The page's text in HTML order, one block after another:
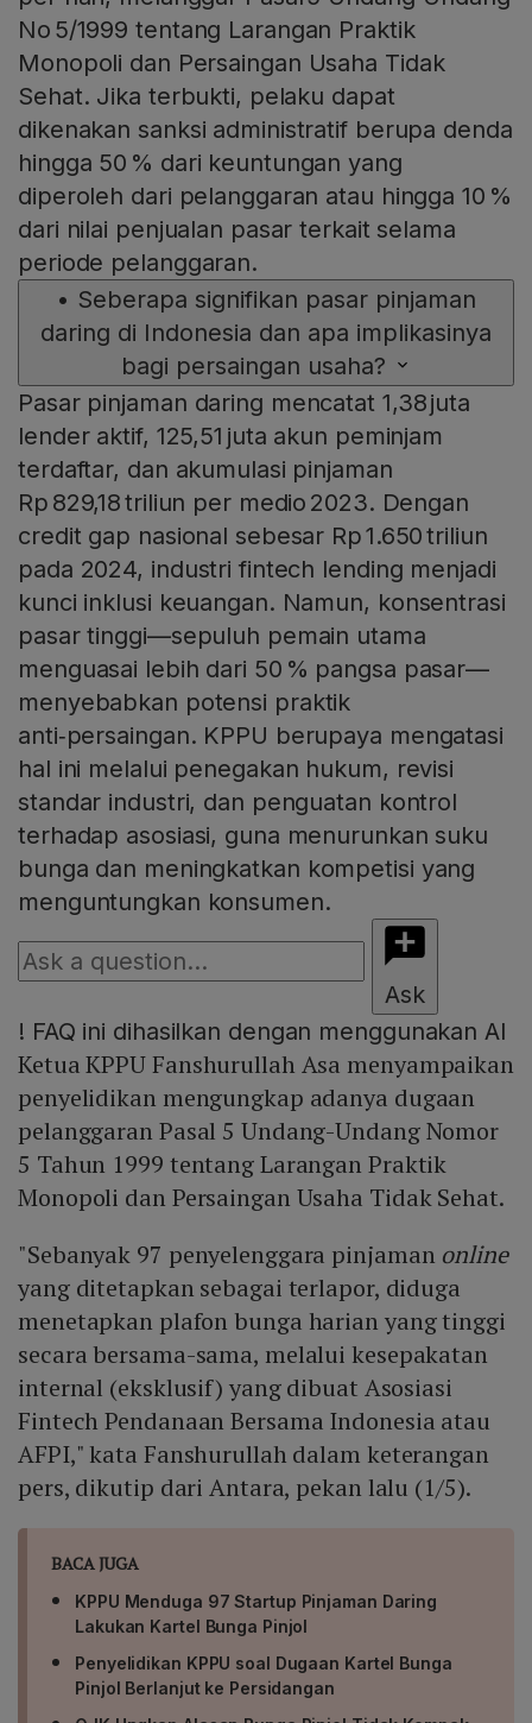
No 5/1999 tentang Larangan Praktik
Monopoli dan Persaingan Usaha Tidak
Sehat. Jika terbukti, pelaku dapat
dikenakan sanksi administratif berupa denda
hingga 50 % dari keuntungan yang
diperoleh dari pelanggaran atau hingga 10 %
dari nilai penjualan pasar terkait selama
periode pelanggaran.
• Seberapa signifikan pasar pinjaman
daring di Indonesia dan apa implikasinya
bagi persaingan usaha?
Pasar pinjaman daring mencatat 1,38 juta
lender aktif, 125,51 juta akun peminjam
terdaftar, dan akumulasi pinjaman
Rp 829,18 triliun per medio 2023. Dengan
credit gap nasional sebesar Rp 1.650 triliun
pada 2024, industri fintech lending menjadi
kunci inklusi keuangan. Namun, konsentrasi
pasar tinggi—sepuluh pemain utama
menguasai lebih dari 50 % pangsa pasar—
menyebabkan potensi praktik
anti‑persaingan. KPPU berupaya mengatasi
hal ini melalui penegakan hukum, revisi
standar industri, dan penguatan kontrol
terhadap asosiasi, guna menurunkan suku
bunga dan meningkatkan kompetisi yang
menguntungkan konsumen.
Ask
! FAQ ini dihasilkan dengan menggunakan AI
Ketua KPPU Fanshurullah Asa menyampaikan
penyelidikan mengungkap adanya dugaan
pelanggaran Pasal 5 Undang-Undang Nomor
5 Tahun 1999 tentang Larangan Praktik
Monopoli dan Persaingan Usaha Tidak Sehat.
"Sebanyak 97 penyelenggara pinjaman online
yang ditetapkan sebagai terlapor, diduga
menetapkan plafon bunga harian yang tinggi
secara bersama-sama, melalui kesepakatan
internal (eksklusif) yang dibuat Asosiasi
Fintech Pendanaan Bersama Indonesia atau
AFPI," kata Fanshurullah dalam keterangan
pers, dikutip dari Antara, pekan lalu (1/5).
BACA JUGA
KPPU Menduga 97 Startup Pinjaman Daring
Lakukan Kartel Bunga Pinjol
Penyelidikan KPPU soal Dugaan Kartel Bunga
Pinjol Berlanjut ke Persidangan